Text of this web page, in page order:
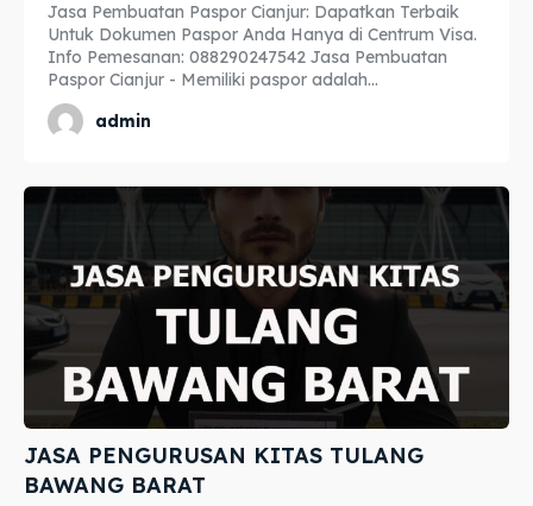
Blog
Blog
Jasa Pembuatan Paspor Cianjur: Dapatkan Terbaik
Untuk Dokumen Paspor Anda Hanya di Centrum Visa.
Info Pemesanan: 088290247542 Jasa Pembuatan
Paspor Cianjur - Memiliki paspor adalah...
admin
JASA PENGURUSAN KITAS TULANG
BAWANG BARAT